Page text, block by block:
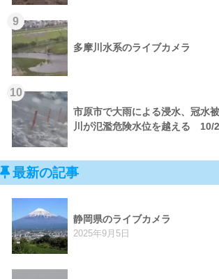
9
多摩川水系のライブカメラ
10
市原市で大雨による浸水、冠水
川が氾濫危険水位を越える 10/
最新の記事
静岡県のライブカメラ
2025年9月5日